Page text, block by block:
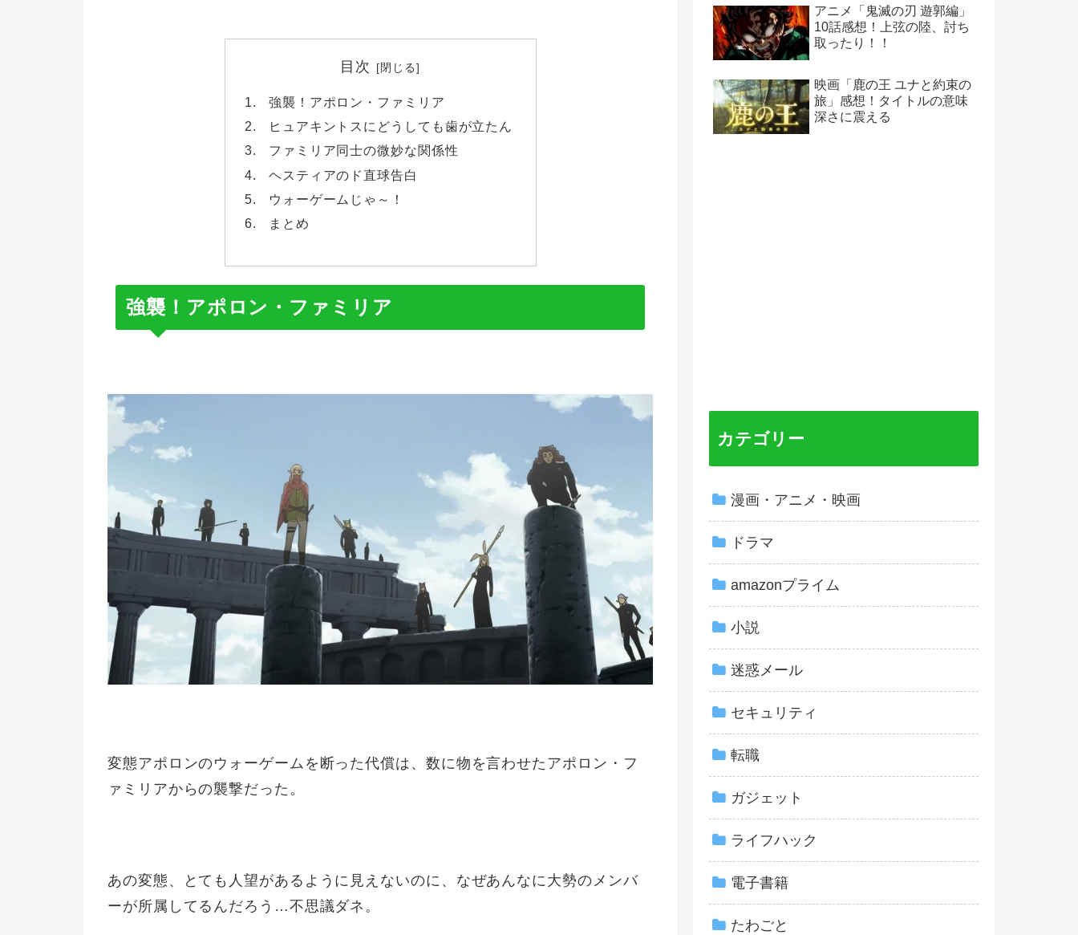
目次
強襲！アポロン・ファミリア
ヒュアキントスにどうしても歯が立たん
ファミリア同士の微妙な関係性
ヘスティアのド直球告白
ウォーゲームじゃ～！
まとめ
強襲！アポロン・ファミリア
変態アポロンのウォーゲームを断った代償は、数に物を言わせたアポロン・フ
ァミリアからの襲撃だった。
あの変態、とても人望があるように見えないのに、なぜあんなに大勢のメンバ
ーが所属してるんだろう…不思議ダネ。
アニメ「鬼滅の刃 遊郭編」
10話感想！上弦の陸、討ち
取ったり！！
映画「鹿の王 ユナと約束の
旅」感想！タイトルの意味
深さに震える
カテゴリー
漫画・アニメ・映画
ドラマ
amazonプライム
小説
迷惑メール
セキュリティ
転職
ガジェット
ライフハック
電子書籍
たわごと